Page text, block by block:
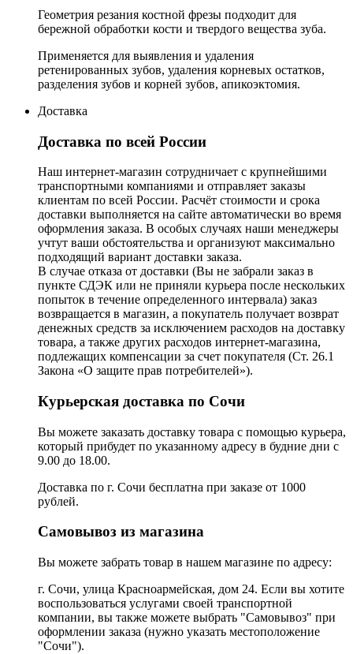
Геометрия резания костной фрезы подходит для
бережной обработки кости и твердого вещества зуба.
Применяется для выявления и удаления
ретенированных зубов, удаления корневых остатков,
разделения зубов и корней зубов, апикоэктомия.
Доставка
Доставка по всей России
Наш интернет-магазин сотрудничает с крупнейшими
транспортными компаниями и отправляет заказы
клиентам по всей России. Расчёт стоимости и срока
доставки выполняется на сайте автоматически во время
оформления заказа. В особых случаях наши менеджеры
учтут ваши обстоятельства и организуют максимально
подходящий вариант доставки заказа.
В случае отказа от доставки (Вы не забрали заказ в
пункте СДЭК или не приняли курьера после нескольких
попыток в течение определенного интервала) заказ
возвращается в магазин, а покупатель получает возврат
денежных средств за исключением расходов на доставку
товара, а также других расходов интернет-магазина,
подлежащих компенсации за счет покупателя (Ст. 26.1
Закона «О защите прав потребителей»).
Курьерская доставка по Сочи
Вы можете заказать доставку товара с помощью курьера,
который прибудет по указанному адресу в будние дни с
9.00 до 18.00.
Доставка по г. Сочи бесплатна при заказе от 1000
рублей.
Самовывоз из магазина
Вы можете забрать товар в нашем магазине по адресу:
г. Сочи, улица Красноармейская, дом 24. Если вы хотите
воспользоваться услугами своей транспортной
компании, вы также можете выбрать "Самовывоз" при
оформлении заказа (нужно указать местоположение
"Сочи").